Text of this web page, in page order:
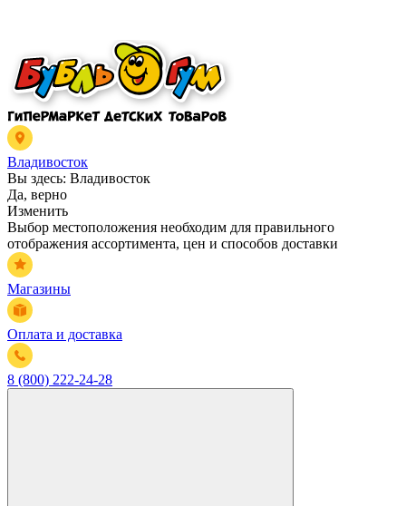
Владивосток
Вы здесь: Владивосток
Да, верно
Изменить
Выбор местоположения необходим для правильного
отображения ассортимента, цен и способов доставки
Магазины
Оплата и доставка
8 (800) 222-24-28